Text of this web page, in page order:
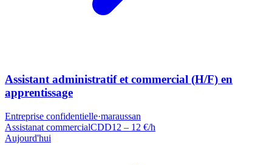
Assistant administratif et commercial (H/F) en
apprentissage
Entreprise confidentielle·maraussan
Assistanat commercialCDD12 – 12 €/h
Aujourd'hui